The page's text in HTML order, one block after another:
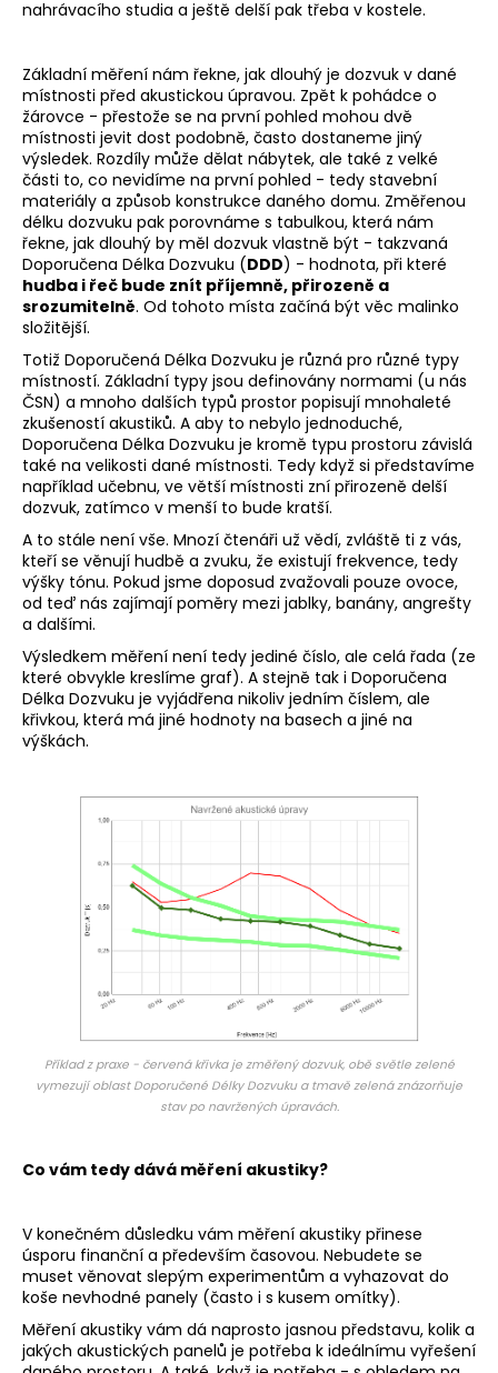
nahrávacího studia a ještě delší pak třeba v kostele.
Základní měření nám řekne, jak dlouhý je dozvuk v dané
místnosti před akustickou úpravou. Zpět k pohádce o
žárovce - přestože se na první pohled mohou dvě
místnosti jevit dost podobně, často dostaneme jiný
výsledek. Rozdíly může dělat nábytek, ale také z velké
části to, co nevidíme na první pohled - tedy stavební
materiály a způsob konstrukce daného domu. Změřenou
délku dozvuku pak porovnáme s tabulkou, která nám
řekne, jak dlouhý by měl dozvuk vlastně být - takzvaná
Doporučena Délka Dozvuku (DDD) - hodnota, při které
hudba i řeč bude znít příjemně, přirozeně a
srozumitelně. Od tohoto místa začíná být věc malinko
složitější.
Totiž Doporučená Délka Dozvuku je různá pro různé typy
místností. Základní typy jsou definovány normami (u nás
ČSN) a mnoho dalších typů prostor popisují mnohaleté
zkušeností akustiků. A aby to nebylo jednoduché,
Doporučena Délka Dozvuku je kromě typu prostoru závislá
také na velikosti dané místnosti. Tedy když si představíme
například učebnu, ve větší místnosti zní přirozeně delší
dozvuk, zatímco v menší to bude kratší.
A to stále není vše. Mnozí čtenáři už vědí, zvláště ti z vás,
kteří se věnují hudbě a zvuku, že existují frekvence, tedy
výšky tónu. Pokud jsme doposud zvažovali pouze ovoce,
od teď nás zajímají poměry mezi jablky, banány, angrešty
a dalšími.
Výsledkem měření není tedy jediné číslo, ale celá řada (ze
které obvykle kreslíme graf). A stejně tak i Doporučena
Délka Dozvuku je vyjádřena nikoliv jedním číslem, ale
křivkou, která má jiné hodnoty na basech a jiné na
výškách.
Příklad z praxe - červená křivka je změřený dozvuk, obě světle zelené
vymezují oblast Doporučené Délky Dozvuku a tmavě zelená znázorňuje
stav po navržených úpravách.
Co vám tedy dává měření akustiky?
V konečném důsledku vám měření akustiky přinese
úsporu finanční a především časovou. Nebudete se
muset věnovat slepým experimentům a vyhazovat do
koše nevhodné panely (často i s kusem omítky).
Měření akustiky vám dá naprosto jasnou představu, kolik a
jakých akustických panelů je potřeba k ideálnímu vyřešení